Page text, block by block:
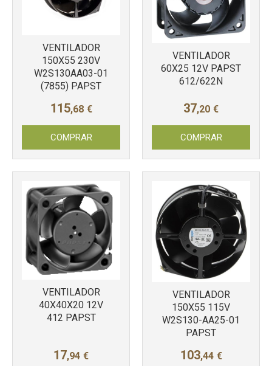
VENTILADOR
150X55 230V
W2S130AA03-01
(7855) PAPST
115,68 €
COMPRAR
VENTILADOR
60X25 12V PAPST
612/622N
37,20 €
COMPRAR
VENTILADOR
40X40X20 12V
412 PAPST
17,94 €
VENTILADOR
150X55 115V
W2S130-AA25-01
PAPST
103,44 €
Más info
Más info
Más info